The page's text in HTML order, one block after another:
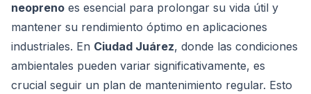
neopreno es esencial para prolongar su vida útil y
mantener su rendimiento óptimo en aplicaciones
industriales. En Ciudad Juárez, donde las condiciones
ambientales pueden variar significativamente, es
crucial seguir un plan de mantenimiento regular. Esto